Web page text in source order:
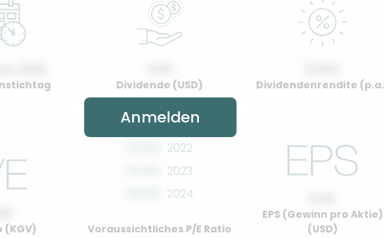
Dividende (USD) Dividendenrendite
(KGV)
2022
2023
2024
Voraussichtliches P/E Ratio
EPS (Gewinn pro Aktie)
(USD)
Anmelden